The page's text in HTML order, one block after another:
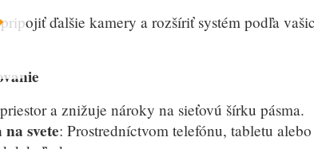
ďalšie kamery a rozšíriť systém podľa
a znižuje nároky na sieťovú šírku pásma.
svete: Prostredníctvom telefónu, tabletu